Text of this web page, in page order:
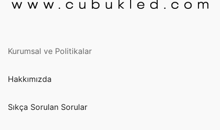
Kurumsal ve Politikalar
Hakkımızda
Sıkça Sorulan Sorular